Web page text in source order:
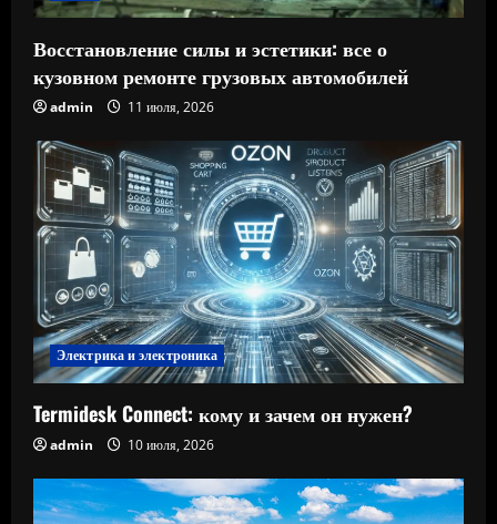
Восстановление силы и эстетики: все о
кузовном ремонте грузовых автомобилей
admin 11 июля, 2026
Электрика и электроника
Termidesk Connect: кому и зачем он нужен?
admin 10 июля, 2026